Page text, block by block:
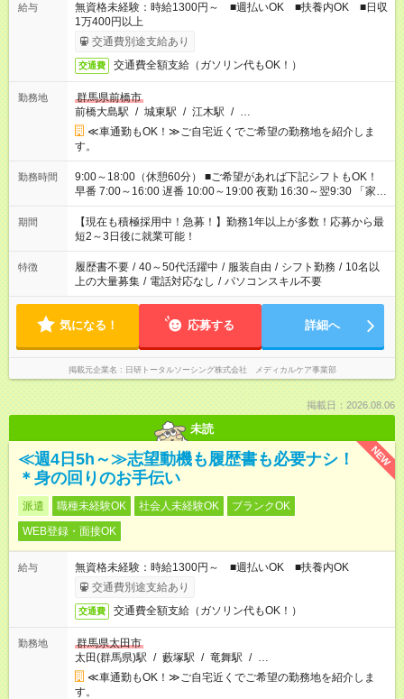
給与
無資格未経験：時給1300円～ ■週払いOK ■扶養内OK ■日収
1万400円以上
交通費別途支給あり
交通費 交通費全額支給（ガソリン代もOK！）
勤務地
群馬県前橋市
前橋大島駅 / 城東駅 / 江木駅 / …
≪車通勤もOK！≫ご自宅近くでご希望の勤務地を紹介しま
す。
勤務時間
9:00～18:00（休憩60分） ■ご希望があれば下記シフトもOK！
早番 7:00～16:00 遅番 10:00～19:00 夜勤 16:30～翌9:30 「家族
と休みを合わせたい」 「余裕を持って夕飯の準備がしたい」
「できれば残業はしたくない」 など、ご希望を教えてください
ね。 ※Wワーク希望の方へ 今ご覧のお仕事で希望する勤務時間
と、もう1つのお仕事の勤務時間。 合計で週40時間を超える場
合は応募できません。
期間
【現在も積極採用中！急募！】勤務1年以上が多数！応募から最
短2～3日後に就業可能！
特徴 履歴書不要 / 40～50代活躍中 / 服装自由 / シフト勤務 / 10名以
上の大量募集 / 電話対応なし / パソコンスキル不要
気になる！ 応募する 詳細へ
掲載元企業名 日研トータルソーシング株式会社 メディカルケア事業部
掲載日：2026.08.06
未読
NEW
≪週4日5h～≫志望動機も履歴書も必要ナシ！
＊身の回りのお手伝い
派遣 職種未経験OK 社会人未経験OK
ブランクOK
WEB登録・面接OK
給与
無資格未経験：時給1300円～ ■週払いOK ■扶養内OK
交通費別途支給あり
交通費 交通費全額支給（ガソリン代もOK！）
勤務地
群馬県太田市
太田(群馬県)駅 / 藪塚駅 / 竜舞駅 / …
≪車通勤もOK！≫ご自宅近くでご希望の勤務地を紹介しま
す。